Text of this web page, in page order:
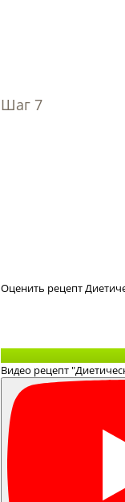
Оценить рецепт
Видео рецепт